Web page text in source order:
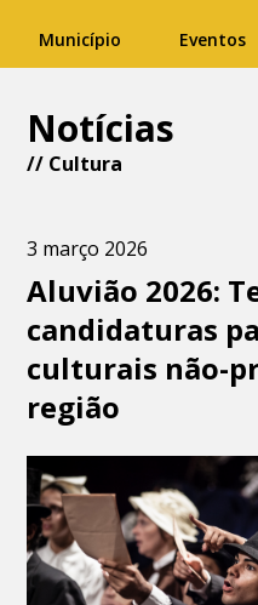
Município Eventos
Notícias
// Cultura
3 março 2026
Aluvião 2026:
candidaturas
culturais não-
região